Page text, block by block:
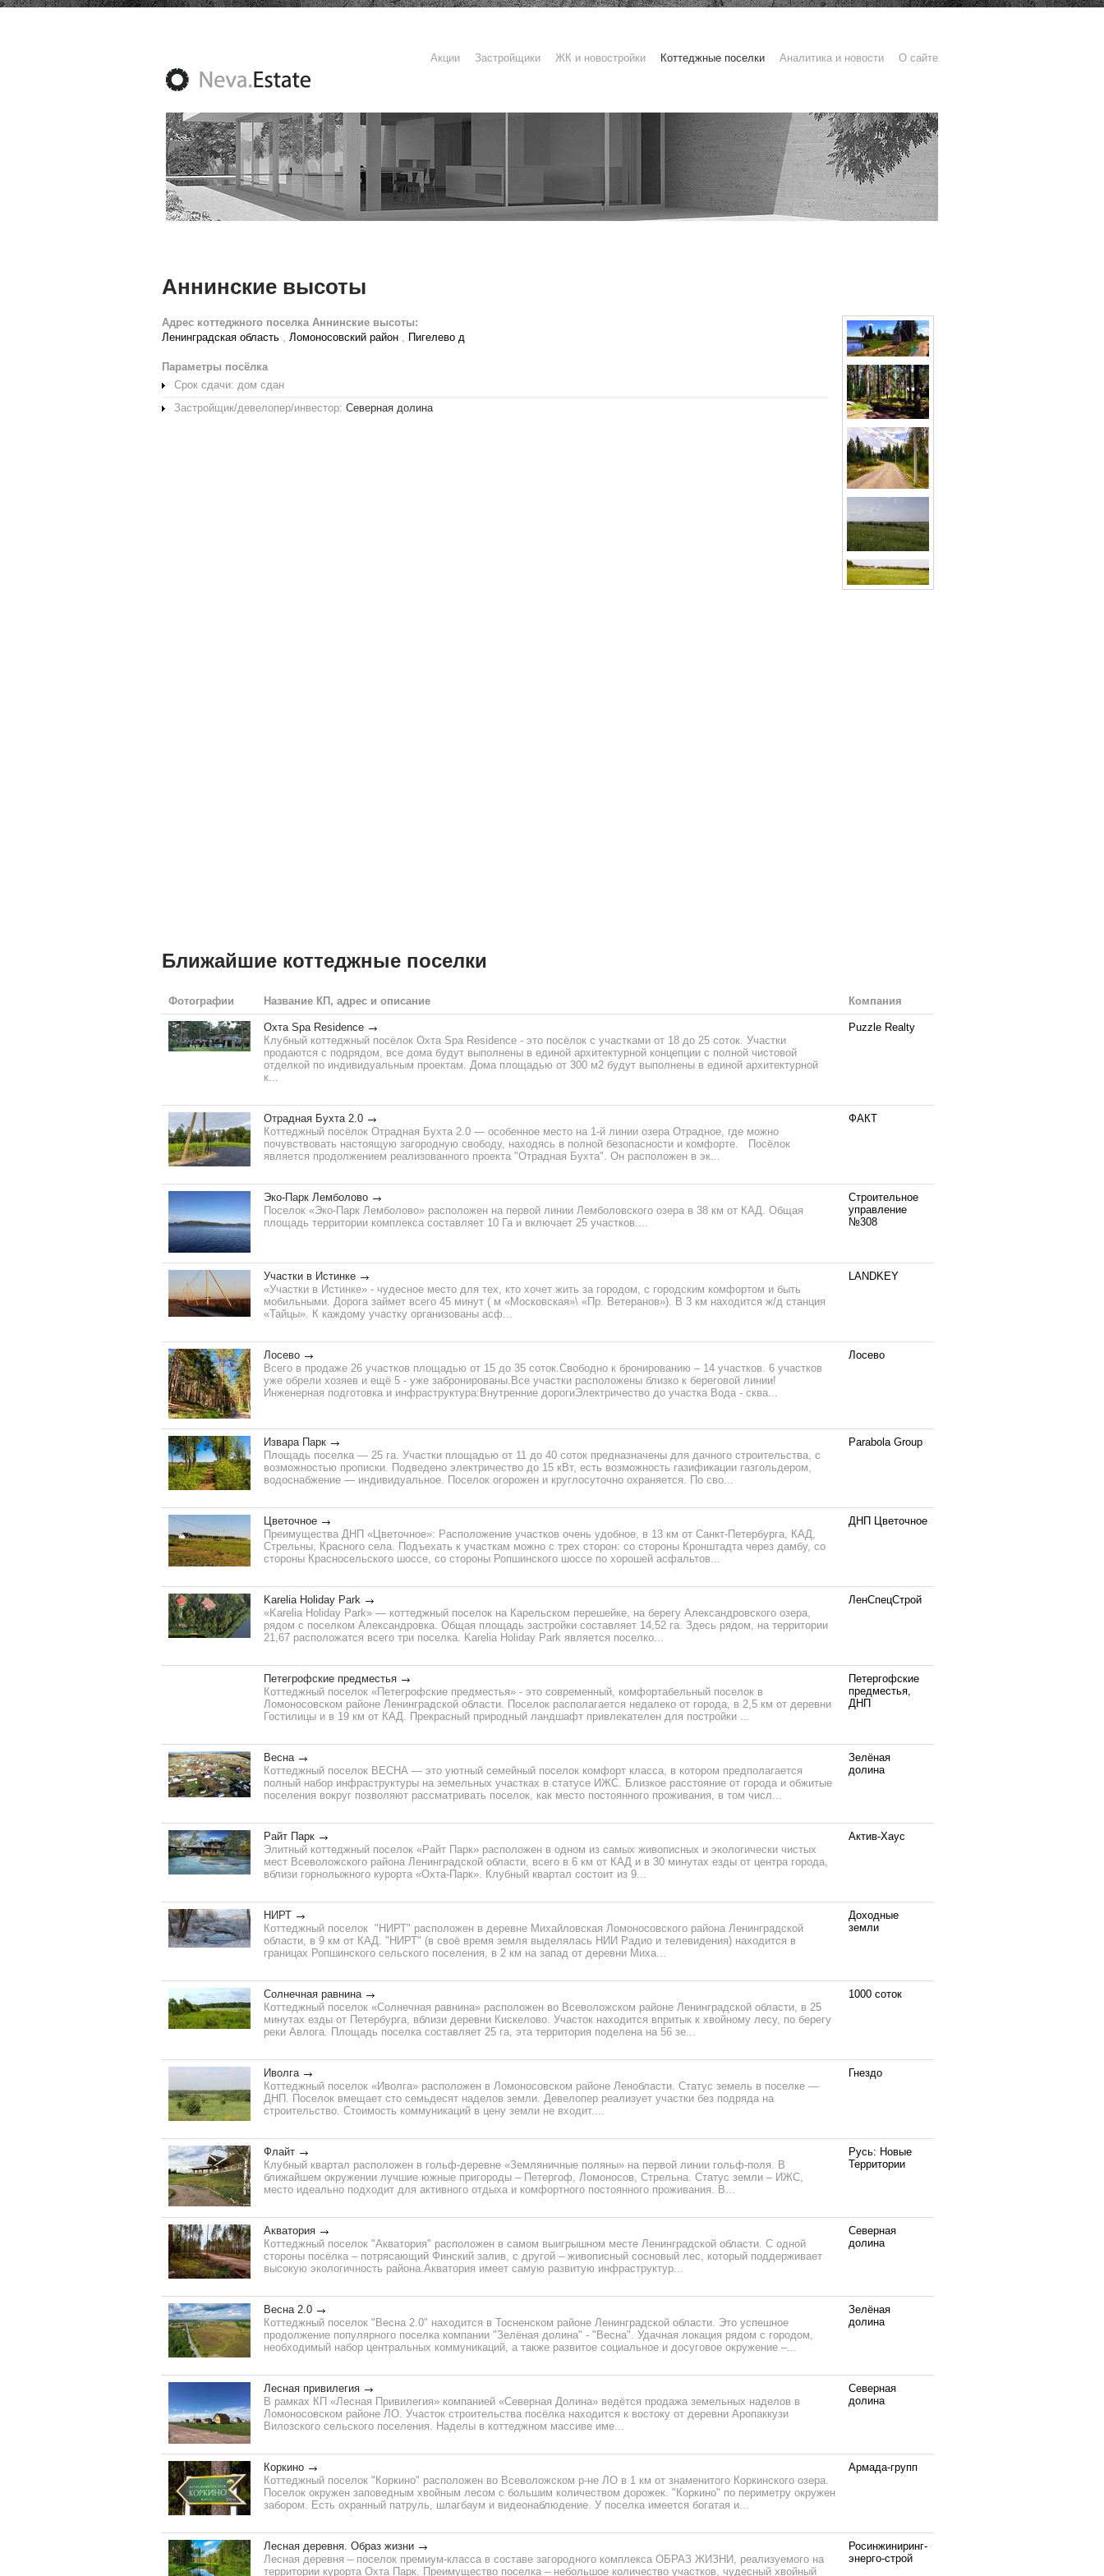
Акции Застройщики ЖК и новостройки Коттеджные поселки Аналитика и новости О сайте
Аннинские высоты
Адрес коттеджного поселка Аннинские высоты:
Ленинградская область , Ломоносовский район , Пигелево д
Параметры посёлка
Срок сдачи: дом сдан
Застройщик/девелопер/инвестор: Северная долина
Ближайшие коттеджные поселки
Фотографии Название КП, адрес и описание Компания
Охта Spa Residence
Клубный коттеджный посёлок Охта Spa Residence - это посёлок c участками от 18 до 25 соток. Участки
продаются с подрядом, все дома будут выполнены в единой архитектурной концепции с полной чистовой
отделкой по индивидуальным проектам. Дома площадью от 300 м2 будут выполнены в единой архитектурной
к...
Puzzle Realty
Отрадная Бухта 2.0
Коттеджный посёлок Отрадная Бухта 2.0 — особенное место на 1-й линии озера Отрадное, где можно
почувствовать настоящую загородную свободу, находясь в полной безопасности и комфорте. Посёлок
является продолжением реализованного проекта "Отрадная Бухта". Он расположен в эк...
ФАКТ
Эко-Парк Лемболово
Поселок «Эко-Парк Лемболово» расположен на первой линии Лемболовского озера в 38 км от КАД. Общая
площадь территории комплекса составляет 10 Га и включает 25 участков....
Строительное
управление
№308
Участки в Истинке
«Участки в Истинке» - чудесное место для тех, кто хочет жить за городом, с городским комфортом и быть
мобильными. Дорога займет всего 45 минут ( м «Московская»\ «Пр. Ветеранов»). В 3 км находится ж/д станция
«Тайцы». К каждому участку организованы асф...
LANDKEY
Лосево
Всего в продаже 26 участков площадью от 15 до 35 соток.Свободно к бронированию – 14 участков. 6 участков
уже обрели хозяев и ещё 5 - уже забронированы.Все участки расположены близко к береговой линии!
Инженерная подготовка и инфраструктура:Внутренние дорогиЭлектричество до участка Вода - сква...
Лосево
Извара Парк
Площадь поселка — 25 га. Участки площадью от 11 до 40 соток предназначены для дачного строительства, с
возможностью прописки. Подведено электричество до 15 кВт, есть возможность газификации газгольдером,
водоснабжение — индивидуальное. Поселок огорожен и круглосуточно охраняется. По сво...
Parabola Group
Цветочное
Преимущества ДНП «Цветочное»: Расположение участков очень удобное, в 13 км от Санкт-Петербурга, КАД,
Стрельны, Красного села. Подъехать к участкам можно с трех сторон: со стороны Кронштадта через дамбу, со
стороны Красносельского шоссе, со стороны Ропшинского шоссе по хорошей асфальтов...
ДНП Цветочное
Karelia Holiday Park
«Karelia Holiday Park» — коттеджный поселок на Карельском перешейке, на берегу Александровского озера,
рядом с поселком Александровка. Общая площадь застройки составляет 14,52 га. Здесь рядом, на территории
21,67 расположатся всего три поселка. Karelia Holiday Park является поселко...
ЛенСпецСтрой
Петегрофские предместья
Коттеджный поселок «Петегрофские предместья» - это современный, комфортабельный поселок в
Ломоносовском районе Ленинградской области. Поселок располагается недалеко от города, в 2,5 км от деревни
Гостилицы и в 19 км от КАД. Прекрасный природный ландшафт привлекателен для постройки ...
Петергофские
предместья,
ДНП
Весна
Коттеджный поселок ВЕСНА — это уютный семейный поселок комфорт класса, в котором предполагается
полный набор инфраструктуры на земельных участках в статусе ИЖС. Близкое расстояние от города и обжитые
поселения вокруг позволяют рассматривать поселок, как место постоянного проживания, в том числ...
Зелёная
долина
Райт Парк
Элитный коттеджный поселок «Райт Парк» расположен в одном из самых живописных и экологически чистых
мест Всеволожского района Ленинградской области, всего в 6 км от КАД и в 30 минутах езды от центра города,
вблизи горнолыжного курорта «Охта-Парк». Клубный квартал состоит из 9...
Актив-Хаус
НИРТ
Коттеджный поселок "НИРТ" расположен в деревне Михайловская Ломоносовского района Ленинградской
области, в 9 км от КАД. "НИРТ" (в своё время земля выделялась НИИ Радио и телевидения) находится в
границах Ропшинского сельского поселения, в 2 км на запад от деревни Миха...
Доходные
земли
Солнечная равнина
Коттеджный поселок «Солнечная равнина» расположен во Всеволожском районе Ленинградской области, в 25
минутах езды от Петербурга, вблизи деревни Кискелово. Участок находится впритык к хвойному лесу, по берегу
реки Авлога. Площадь поселка составляет 25 га, эта территория поделена на 56 зе...
1000 соток
Иволга
Коттеджный поселок «Иволга» расположен в Ломоносовском районе Ленобласти. Статус земель в поселке —
ДНП. Поселок вмещает сто семьдесят наделов земли. Девелопер реализует участки без подряда на
строительство. Стоимость коммуникаций в цену земли не входит....
Гнездо
Флайт
Клубный квартал расположен в гольф-деревне «Земляничные поляны» на первой линии гольф-поля. В
ближайшем окружении лучшие южные пригороды – Петергоф, Ломоносов, Стрельна. Статус земли – ИЖС,
место идеально подходит для активного отдыха и комфортного постоянного проживания. В...
Русь: Новые
Территории
Акватория
Коттеджный поселок "Акватория" расположен в самом выигрышном месте Ленинградской области. С одной
стороны посёлка – потрясающий Финский залив, с другой – живописный сосновый лес, который поддерживает
высокую экологичность района.Акватория имеет самую развитую инфраструктур...
Северная
долина
Весна 2.0
Коттеджный поселок "Весна 2.0" находится в Тосненском районе Ленинградской области. Это успешное
продолжение популярного поселка компании "Зелёная долина" - "Весна". Удачная локация рядом с городом,
необходимый набор центральных коммуникаций, а также развитое социальное и досуговое окружение –...
Зелёная
долина
Лесная привилегия
В рамках КП «Лесная Привилегия» компанией «Северная Долина» ведётся продажа земельных наделов в
Ломоносовском районе ЛО. Участок строительства посёлка находится к востоку от деревни Аропаккузи
Вилозского сельского поселения. Наделы в коттеджном массиве име...
Северная
долина
Коркино
Коттеджный поселок "Коркино" расположен во Всеволожском р-не ЛО в 1 км от знаменитого Коркинского озера.
Поселок окружен заповедным хвойным лесом с большим количеством дорожек. "Коркино" по периметру окружен
забором. Есть охранный патруль, шлагбаум и видеонаблюдение. У поселка имеется богатая и...
Армада-групп
Лесная деревня. Образ жизни
Лесная деревня – поселок премиум-класса в составе загородного комплекса ОБРАЗ ЖИЗНИ, реализуемого на
территории курорта Охта Парк. Преимущество поселка – небольшое количество участков, чудесный хвойный
Росинжиниринг-
энерго-строй